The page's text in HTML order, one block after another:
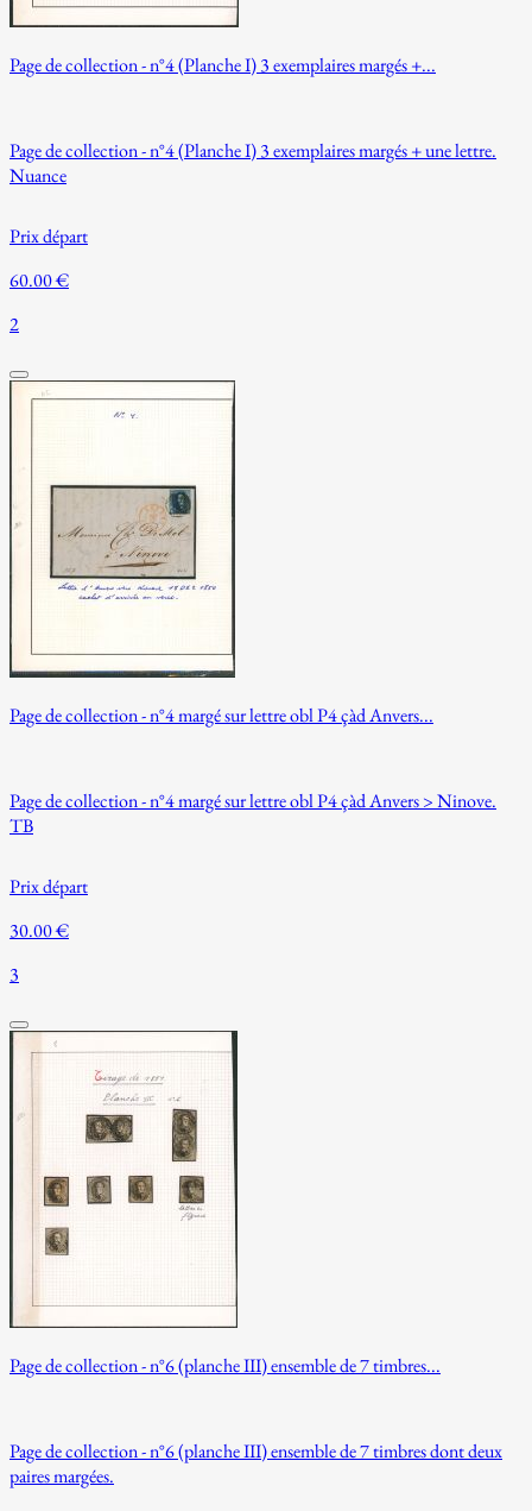
Page de collection - n°4 (Planche I) 3 exemplaires margés +...
Page de collection - n°4 (Planche I) 3 exemplaires margés + une lettre.
Nuance
Prix départ
60.00 €
2
Page de collection - n°4 margé sur lettre obl P4 çàd Anvers...
Page de collection - n°4 margé sur lettre obl P4 çàd Anvers > Ninove.
TB
Prix départ
30.00 €
3
Page de collection - n°6 (planche III) ensemble de 7 timbres...
Page de collection - n°6 (planche III) ensemble de 7 timbres dont deux
paires margées.